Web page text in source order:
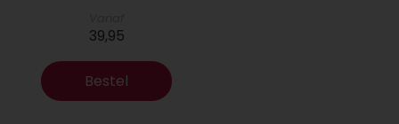
39,95
Bestel